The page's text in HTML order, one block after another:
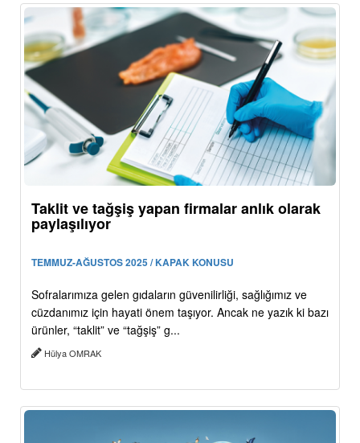
Taklit ve tağşiş yapan firmalar anlık olarak
paylaşılıyor
TEMMUZ-AĞUSTOS 2025 / KAPAK KONUSU
Sofralarımıza gelen gıdaların güvenilirliği, sağlığımız ve
cüzdanımız için hayati önem taşıyor. Ancak ne yazık ki bazı
ürünler, “taklit” ve “tağşiş” g...
Hülya OMRAK